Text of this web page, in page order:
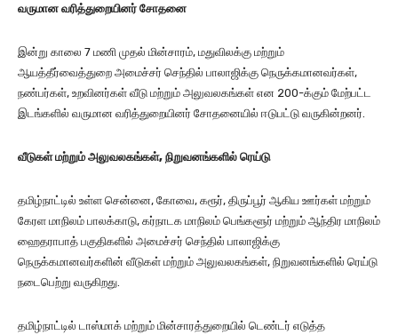
வருமான வரித்துறையினர் சோதனை
இன்று காலை 7 மணி முதல் மின்சாரம், மதுவிலக்கு மற்றும்
ஆயத்தீர்வைத்துறை அமைச்சர் செந்தில் பாலாஜிக்கு நெருக்கமானவர்கள்,
நண்பர்கள், உறவினர்கள் வீடு மற்றும் அலுவலகங்கள் என 200-க்கும் மேற்பட்ட
இடங்களில் வருமான வரித்துறையினர் சோதனையில் ஈடுபட்டு வருகின்றனர்.
வீடுகள் மற்றும் அலுவலகங்கள், நிறுவனங்களில் ரெய்டு
தமிழ்நாட்டில் உள்ள சென்னை, கோவை, கரூர், திருப்பூர் ஆகிய ஊர்கள் மற்றும்
கேரள மாநிலம் பாலக்காடு, கர்நாடக மாநிலம் பெங்களூர் மற்றும் ஆந்திர மாநிலம்
ஹைதராபாத் பகுதிகளில் அமைச்சர் செந்தில் பாலாஜிக்கு
நெருக்கமானவர்களின் வீடுகள் மற்றும் அலுவலகங்கள், நிறுவனங்களில் ரெய்டு
நடைபெற்று வருகிறது.
தமிழ்நாட்டில் டாஸ்மாக் மற்றும் மின்சாரத்துறையில் டெண்டர் எடுத்த